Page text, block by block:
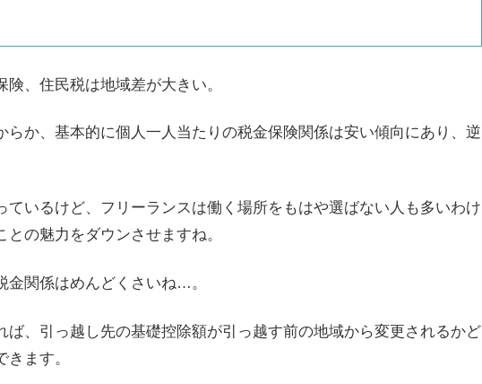
、住民税は地域差が大きい。
らか、基本的に個人一人当たりの税金保険関係は安い傾向にあり、逆
ているけど、フリーランスは働く場所をもはや選ばない人も多いわけ
の魅力をダウンさせますね。
金関係はめんどくさいね…。
ば、引っ越し先の基礎控除額が引っ越す前の地域から変更されるかど
ます。